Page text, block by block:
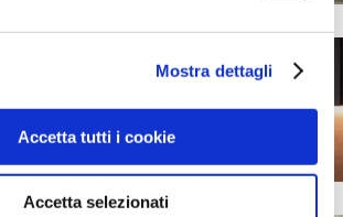
Mostra dettagli
Accetta tutti i cookie
Accetta selezionati
+